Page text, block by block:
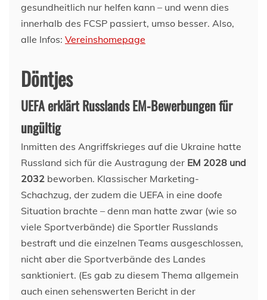
gesundheitlich nur helfen kann – und wenn dies
innerhalb des FCSP passiert, umso besser. Also,
alle Infos: Vereinshomepage
Döntjes
UEFA erklärt Russlands EM-Bewerbungen für
ungültig
Inmitten des Angriffskrieges auf die Ukraine hatte
Russland sich für die Austragung der EM 2028 und
2032 beworben. Klassischer Marketing-
Schachzug, der zudem die UEFA in eine doofe
Situation brachte – denn man hatte zwar (wie so
viele Sportverbände) die Sportler Russlands
bestraft und die einzelnen Teams ausgeschlossen,
nicht aber die Sportverbände des Landes
sanktioniert. (Es gab zu diesem Thema allgemein
auch einen sehenswerten Bericht in der